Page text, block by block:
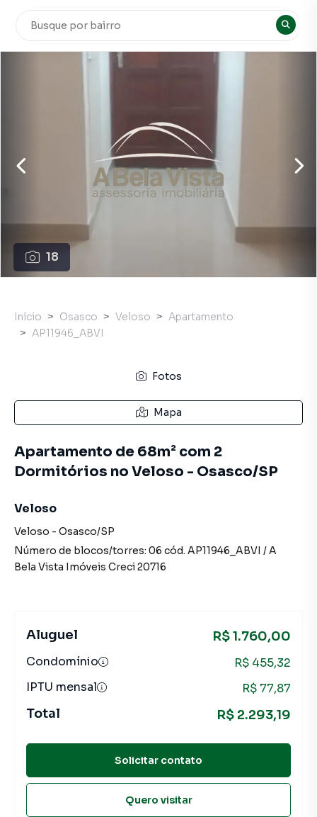
18
Início Osasco Veloso
Apartamento
AP11946_ABVI
Fotos
Mapa
Apartamento de 68m² com 2
Dormitórios no Veloso - Osasco/SP
Veloso
Veloso - Osasco/SP
Número de blocos/torres: 06 cód. AP11946_ABVI /A
Bela Vista Imóveis Creci20716
Aluguel R$ 1.760,00
Condomínio
R$ 455,32
IPTU mensal
R$ 77,87
Total R$ 2.293,19
Solicitar contato
Quero visitar